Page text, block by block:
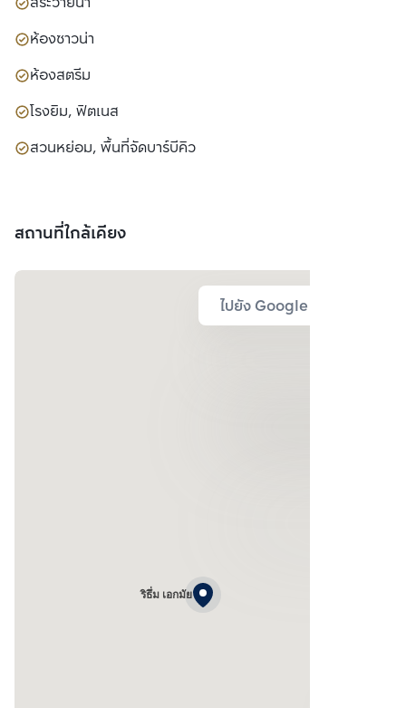
ห้องซาวน่า
ห้องสตรีม
โรงยิม, ฟิตเนส
สวนหย่อม, พื้นที่จัดบาร์บีคิว
สถานที่ใกล้เคียง
ไปยัง Google Map
ริธึ่ม เอกมัย